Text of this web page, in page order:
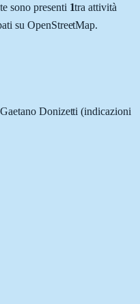
sono presenti 1tra attività
su OpenStreetMap.
Donizetti (indicazioni